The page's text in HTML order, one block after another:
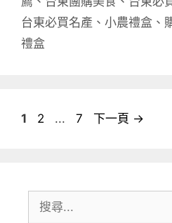
台東必買名產 、 小農禮盒 、
禮盒
頁
1
頁
2 ...
頁
7 下一頁 →
尋: